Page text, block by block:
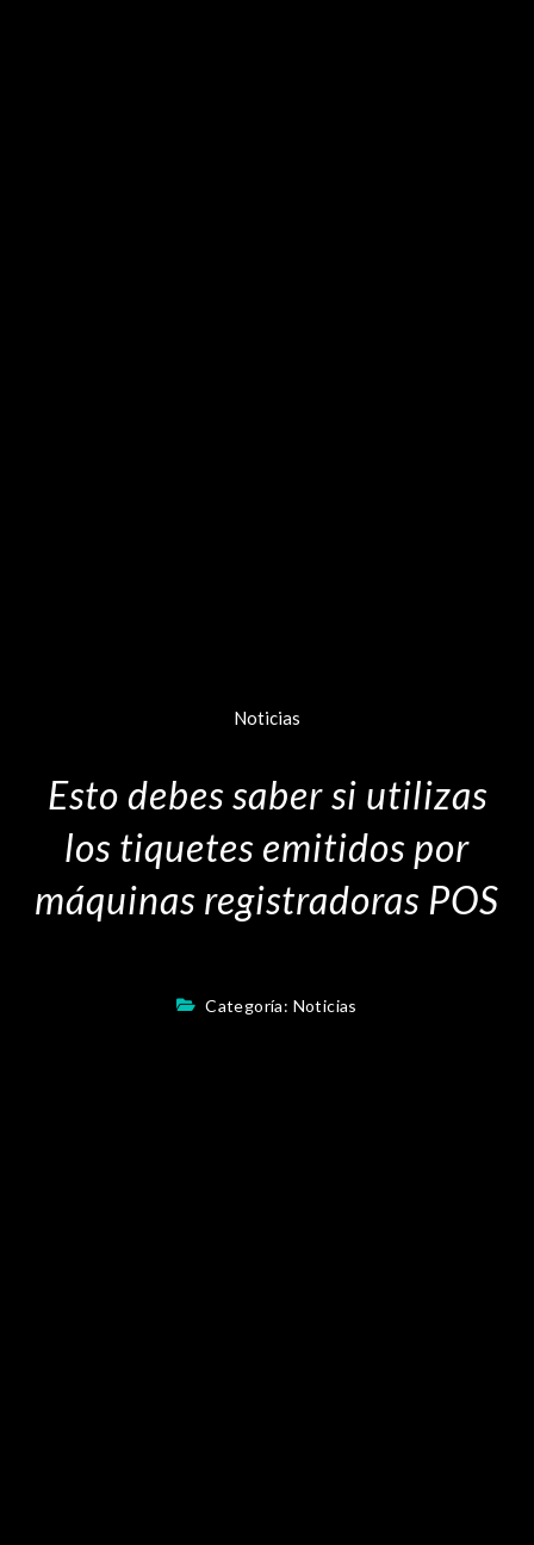
Noticias
Esto debes saber si utilizas
los tiquetes emitidos por
máquinas registradoras POS
Categoría: Noticias